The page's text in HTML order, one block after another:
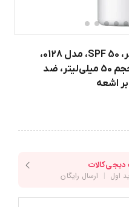
فلوئید ضد آفتاب بی‌رنگ ویتالیر، SPF 50، مدل 0128،
مناسب پوست های حساس با حجم 50 میلی‌لیتر، ضد
اشعه